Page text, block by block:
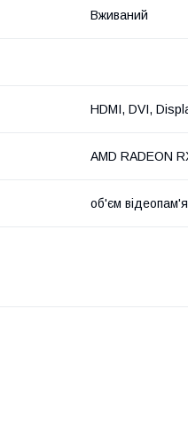
Вживаний
HDMI, DVI,
AMD RADEON
об'єм